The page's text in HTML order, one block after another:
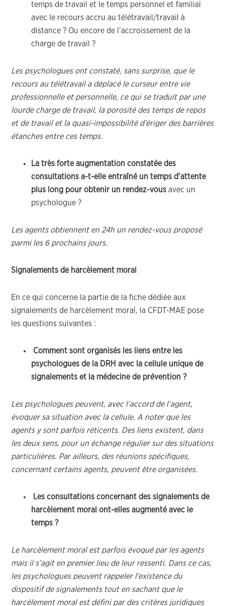
temps de travail et le temps personnel et familial
avec le recours accru au télétravail/travail à
distance ? Ou encore de l’accroissement de la
charge de travail ?
Les psychologues ont constaté, sans surprise, que le
recours au télétravail a déplacé le curseur entre vie
professionnelle et personnelle, ce qui se traduit par une
lourde charge de travail, la porosité des temps de repos
et de travail et la quasi-impossibilité d’ériger des barrières
étanches entre ces temps.
La très forte augmentation constatée des
consultations a-t-elle entraîné un temps d’attente
plus long pour obtenir un rendez-vous avec un
psychologue ?
Les agents obtiennent en 24h un rendez-vous proposé
parmi les 6 prochains jours.
Signalements de harcèlement moral
En ce qui concerne la partie de la fiche dédiée aux
signalements de harcèlement moral, la CFDT-MAE pose
les questions suivantes :
Comment sont organisés les liens entre les
psychologues de la DRH avec la cellule unique de
signalements et la médecine de prévention ?
Les psychologues peuvent, avec l’accord de l’agent,
évoquer sa situation avec la cellule. A noter que les
agents y sont parfois réticents. Des liens existent, dans
les deux sens, pour un échange régulier sur des situations
particulières. Par ailleurs, des réunions spécifiques,
concernant certains agents, peuvent être organisées.
Les consultations concernant des signalements de
harcèlement moral ont-elles augmenté avec le
temps ?
Le harcèlement moral est parfois évoqué par les agents
mais il s’agit en premier lieu de leur ressenti. Dans ce cas,
les psychologues peuvent rappeler l’existence du
dispositif de signalements tout en sachant que le
harcèlement moral est défini par des critères juridiques